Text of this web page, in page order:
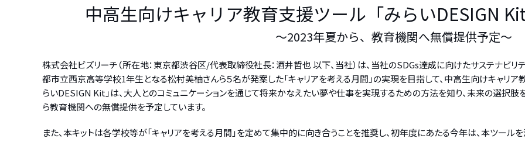
中高生向けキャリア教育支援ツール「みらいDESIGN
～2023年夏から、教育機関へ無償提供予定～
株式会社ビズリーチ（所在地：東京都渋谷区/代表取締役社長：酒井哲也 以下、当社）は、当社のSDGs達成に向けたサステナビリ
都市立西京高等学校1年生となる松村美柚さんら５名が発案した「キャリアを考える月間」の実現を目指して、中高生向けキャリア
らいDESIGN Kit」は、大人とのコミュニケーションを通じて将来かなえたい夢や仕事を実現するための方法を知り、未来の選択
ら教育機関への無償提供を予定しています。
また、本キットは各学校等が「キャリアを考える月間」を定めて集中的に向き合うことを推奨し、初年度にあたる今年は、本ツー